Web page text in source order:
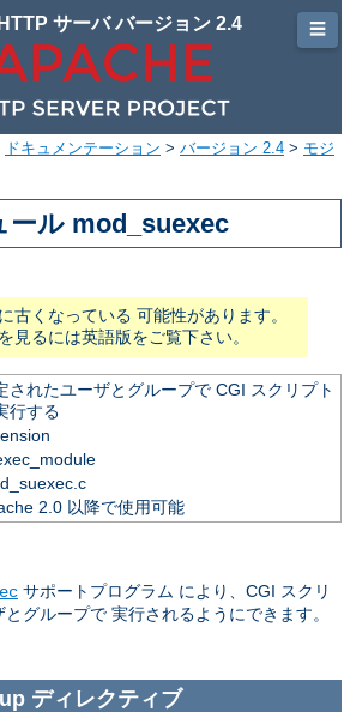
サーバ バージョン 2.4
ドキュメンテーション > バージョン 2.4 > モジ
ール mod_suexec
古くなっている 可能性があります。
見るには英語版をご覧下さい。
されたユーザとグループで CGI スクリプト
行する
2.0 以降で使用可能
サポートプログラム により、CGI スクリ
グループで 実行されるようにできます。
ディレクティブ
☰